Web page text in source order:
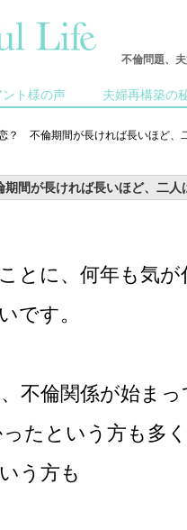
不倫問題、
ト様の声 夫婦再構築の
？ 不倫期間が長ければ長いほど、
間が長ければ長いほど、二人
ことに、何年も気
です。
不倫関係が始まっ
たという方も多
う方も